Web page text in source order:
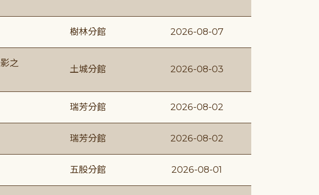
樹林分館 2026-08-07
之
土城分館 2026-08-03
瑞芳分館 2026-08-02
瑞芳分館 2026-08-02
五股分館 2026-08-01